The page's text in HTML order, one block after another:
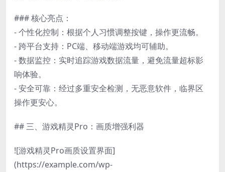
### 核心亮点：
- 个性化控制：根据个人习惯调整按键，操作更流畅。
- 跨平台支持：PC端、移动端游戏均可辅助。
- 数据监控：实时追踪游戏数据流量，避免流量超标影
响体验。
- 安全可靠：经过多重安全检测，无恶意软件，临界区
操作更安心。
## 三、游戏精灵Pro：画质增强利器
![游戏精灵Pro画质设置界面]
(https://example.com/wp-